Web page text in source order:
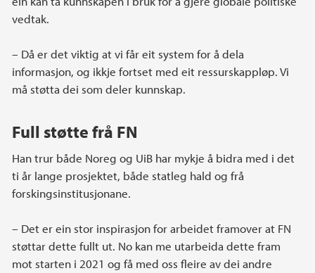
vedtak.
– Då er det viktig at vi får eit system for å dela
informasjon, og ikkje fortset med eit ressurskappløp. Vi
må støtta dei som deler kunnskap.
Full støtte frå FN
Han trur både Noreg og UiB har mykje å bidra med i det
ti år lange prosjektet, både statleg hald og frå
forskingsinstitusjonane.
– Det er ein stor inspirasjon for arbeidet framover at FN
støttar dette fullt ut. No kan me utarbeida dette fram
mot starten i 2021 og få med oss fleire av dei andre